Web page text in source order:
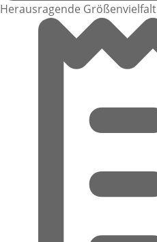
Herausragende Größenvielfalt